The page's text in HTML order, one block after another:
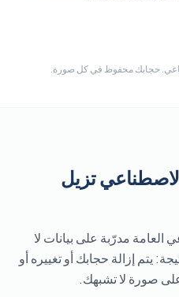
حجابك محفوظ في كل صورة.
تزيل
العامة مدرّبة على بيانات لا
يتم إزالة حجابك أو تغييره أو
صورة لا تشبهك.